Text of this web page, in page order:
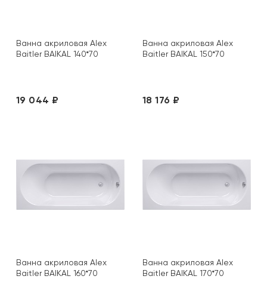
Ванна акриловая Alex
Baitler BAIKAL 140*70
19 044 ₽
Ванна акриловая Alex
Baitler BAIKAL 150*70
18 176 ₽
Ванна акриловая Alex
Baitler BAIKAL 160*70
Ванна акриловая Alex
Baitler BAIKAL 170*70